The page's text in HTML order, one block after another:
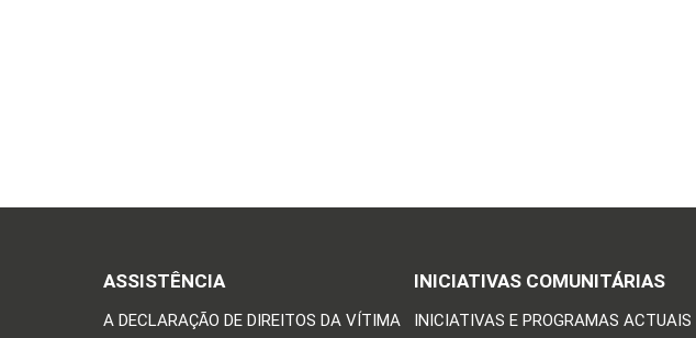
ASSISTÊNCIA
A DECLARAÇÃO DE DIREITOS DA VÍTIMA
INICIATIVAS COMUNITÁRIAS
INICIATIVAS E PROGRAMAS ACTUAIS